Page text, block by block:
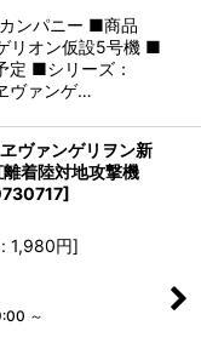
ンパニー ■商品
リオン仮設5号機 ■
定 ■シリーズ：
ヴァンゲ…
ヴァンゲリヲン新
着陸対地攻撃機
]
: 1,980円]
～